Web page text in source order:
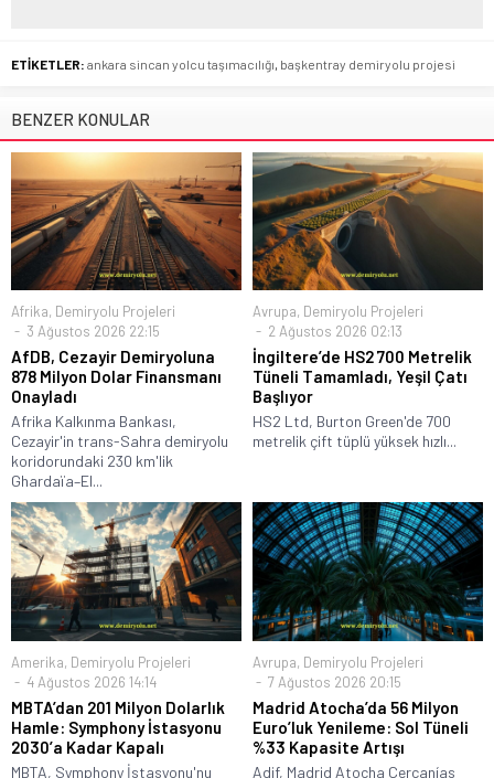
ETİKETLER: ankara sincan yolcu taşımacılığı başkentray demiryolu projesi
BENZER KONULAR
Afrika, Demiryolu Projeleri
3 Ağustos 2026 22:15
AfDB, Cezayir Demiryoluna
878 Milyon Dolar Finansmanı
Onayladı
Afrika Kalkınma Bankası,
Cezayir'in trans-Sahra demiryolu
koridorundaki 230 km'lik
Ghardaïa–El...
Avrupa, Demiryolu Projeleri
2 Ağustos 2026 02:13
İngiltere’de HS2 700 Metrelik
Tüneli Tamamladı, Yeşil Çatı
Başlıyor
HS2 Ltd, Burton Green'de 700
metrelik çift tüplü yüksek hızlı...
Amerika, Demiryolu Projeleri
4 Ağustos 2026 14:14
MBTA’dan 201 Milyon Dolarlık
Hamle: Symphony İstasyonu
2030’a Kadar Kapalı
MBTA, Symphony İstasyonu'nu
Avrupa, Demiryolu Projeleri
7 Ağustos 2026 20:15
Madrid Atocha’da 56 Milyon
Euro’luk Yenileme: Sol Tüneli
%33 Kapasite Artışı
Adif, Madrid Atocha Cercanías